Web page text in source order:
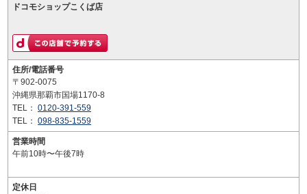
ドコモショップこくば店
住所/電話番号
〒902-0075
沖縄県那覇市国場1170-8
TEL： 0120-391-559
TEL： 098-835-1559
営業時間
午前10時〜午後7時
定休日